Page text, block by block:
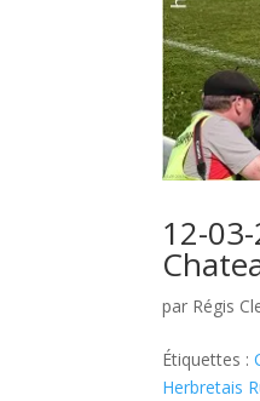
12-
par Régis
Étiquettes :
Herbretais